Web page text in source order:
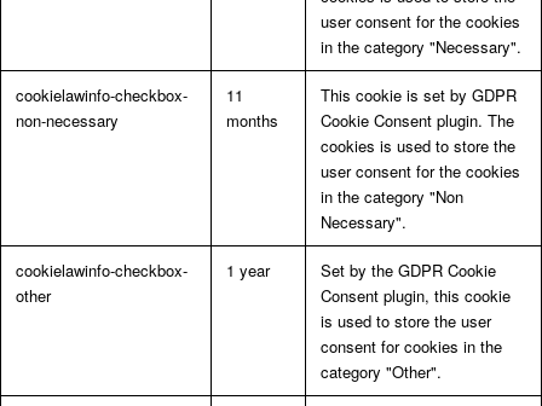
user consent for the cookies
in the category "Necessary".
cookielawinfo-checkbox-
non-necessary
11
months
This cookie is set by GDPR
Cookie Consent plugin. The
cookies is used to store the
user consent for the cookies
in the category "Non
Necessary".
cookielawinfo-checkbox-
other
1 year
Set by the GDPR Cookie
Consent plugin, this cookie
is used to store the user
consent for cookies in the
category "Other".